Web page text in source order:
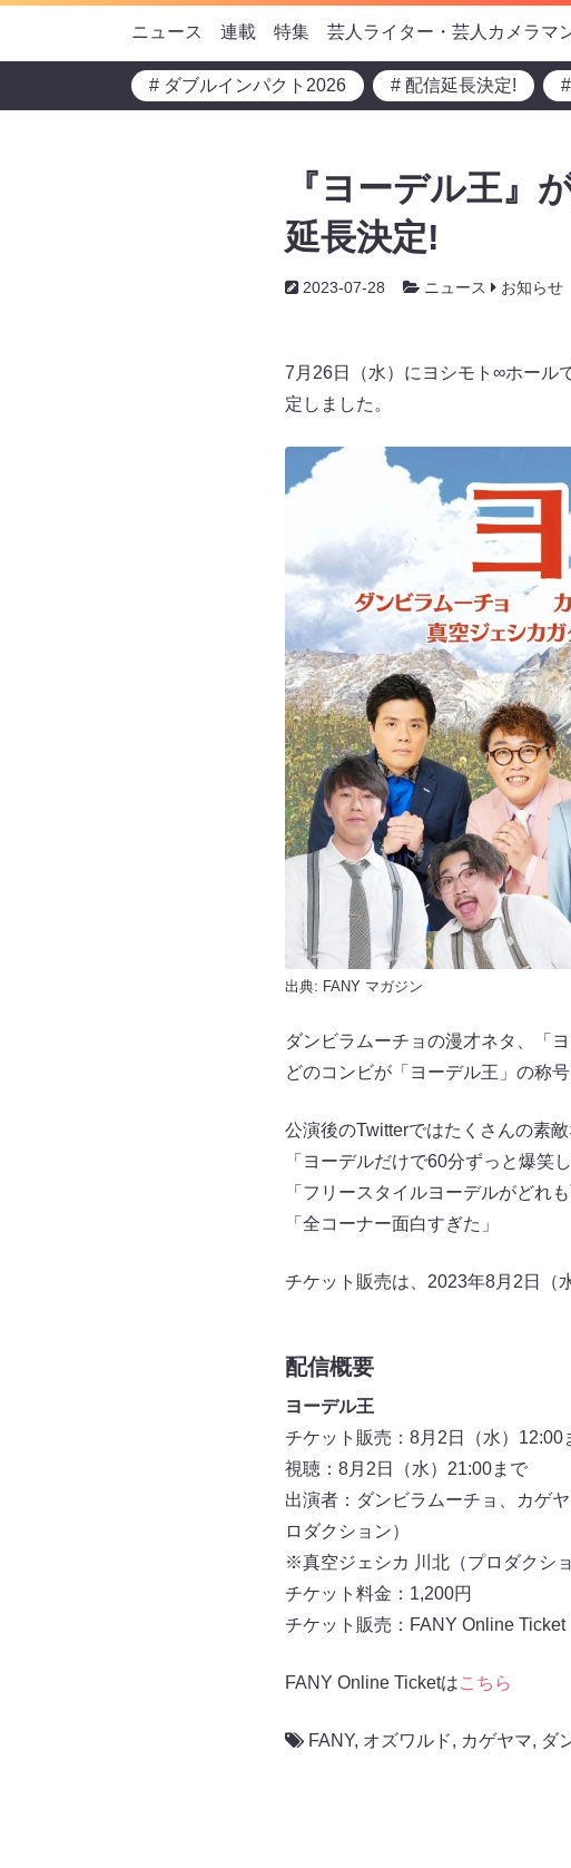
ニュース 連載 特集 芸人ライター・芸人カメラマ
# ダブルインパクト2026 # 配信延長決定!
『ヨーデル王』
延長決定!
2023-07-28 ニュース お知らせ
7月26日（水）にヨシモト∞ホール
定しました。
出典: FANY マガジン
ダンビラムーチョの漫才ネタ、「
どのコンビが「ヨーデル王」の称
公演後のTwitterではたくさんの素
「ヨーデルだけで60分ずっと爆笑
「フリースタイルヨーデルがどれ
「全コーナー面白すぎた」
チケット販売は、2023年8月2日（
配信概要
ヨーデル王
チケット販売：8月2日（水）12:00
視聴：8月2日（水）21:00まで
出演者：ダンビラムーチョ、カゲ
ロダクション）
※真空ジェシカ 川北（プロダクシ
チケット料金：1,200円
チケット販売：FANY Online Ticket
FANY Online Ticketはこちら
FANY, オズワルド, カゲヤマ, ダ